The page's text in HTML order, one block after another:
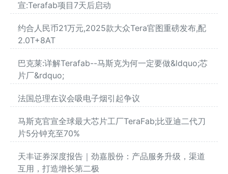
宣:Terafab项目7天后启动
约合人民币21万元,2025款大众Tera官图重磅发布,配
2.0T+8AT
巴克莱:详解Terafab--马斯克为何一定要做&ldquo;芯
片厂&rdquo;
法国总理在议会吸电子烟引起争议
马斯克官宣全球最大芯片工厂TeraFab;比亚迪二代刀
片5分钟充至70%
天丰证券深度报告｜劲嘉股份：产品服务升级，渠道
互用，打造增长第二极